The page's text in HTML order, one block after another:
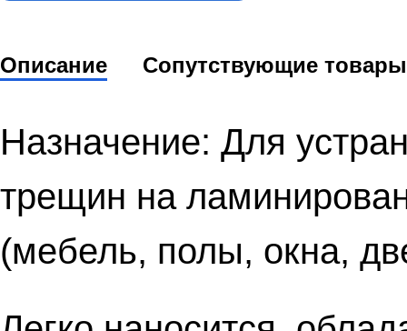
Описание Сопутствующие товары
Назначение: Для
трещин на
(мебель, полы, окна,